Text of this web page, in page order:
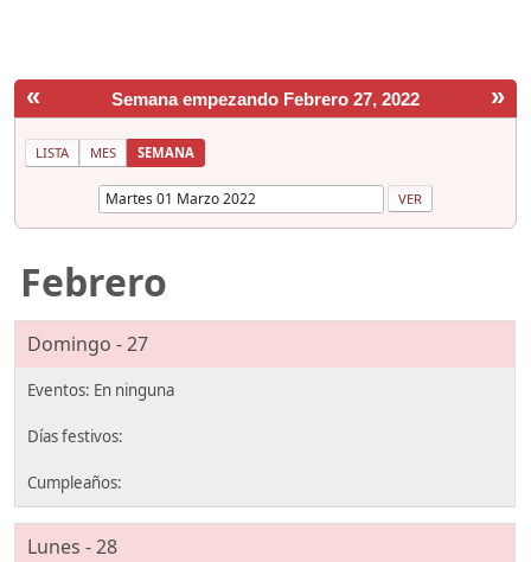
« »
Semana empezando Febrero 27, 2022
LISTA MES SEMANA
Febrero
Domingo - 27
Lunes - 28